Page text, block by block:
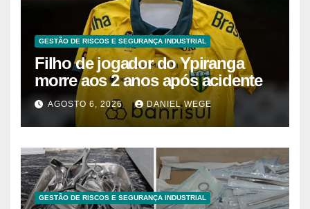
GESTÃO DE RISCOS E SEGURANÇA INDUSTRIAL
Filho de jogador do Ypiranga
morre aos 2 anos após acidente
AGOSTO 6, 2026 DANIEL WEGE
GESTÃO DE RISCOS E SEGURANÇA INDUSTRIAL